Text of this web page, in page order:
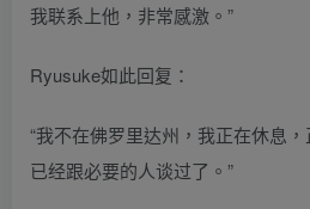
我联系上他，非常感激。”
Ryusuke如此回复：
“我不在佛罗里达州，我正在休息
已经跟必要的人谈过了。”